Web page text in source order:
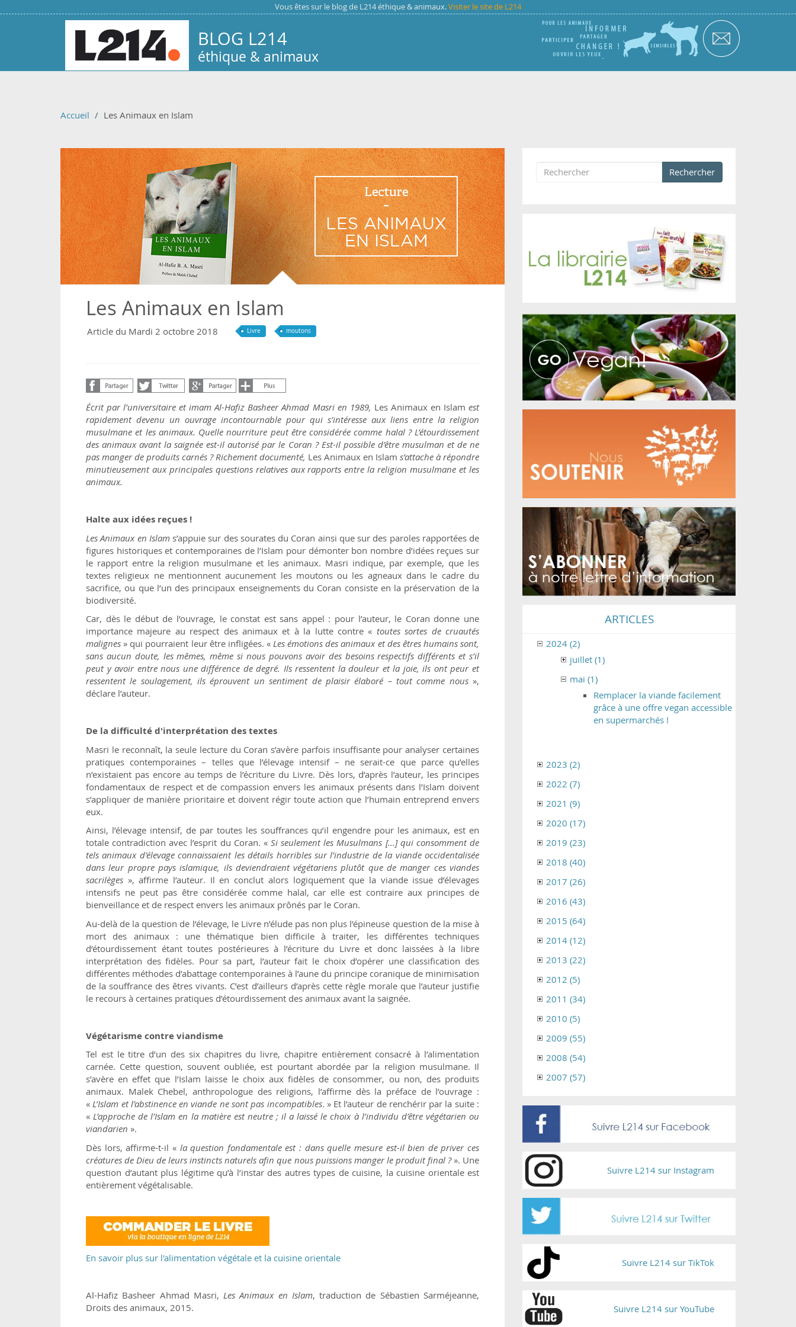
Vous êtes sur le blog de L214 éthique & animaux.Visiter le site de L214
BLOG L214
éthique & animaux
Accueil Les Animaux en Islam
Les Animaux en Islam
Article du Mardi 2 octobre 2018 Livre moutons
Écrit par l’universitaire et imam Al-Hafiz Basheer Ahmad Masri en 1989, Les Animaux en Islam est
rapidement devenu un ouvrage incontournable pour qui s’intéresse aux liens entre la religion
musulmane et les animaux. Quelle nourriture peut être considérée comme halal ? L’étourdissement
des animaux avant la saignée est-il autorisé par le Coran ? Est-il possible d’être musulman et de ne
pas manger de produits carnés ? Richement documenté, Les Animaux en Islam s’attache à répondre
minutieusement aux principales questions relatives aux rapports entre la religion musulmane et les
animaux.
Halte aux idées reçues !
Les Animaux en Islam s’appuie sur des sourates du Coran ainsi que sur des paroles rapportées de
figures historiques et contemporaines de l’Islam pour démonter bon nombre d’idées reçues sur
le rapport entre la religion musulmane et les animaux. Masri indique, par exemple, que les
textes religieux ne mentionnent aucunement les moutons ou les agneaux dans le cadre du
sacrifice, ou que l’un des principaux enseignements du Coran consiste en la préservation de la
biodiversité.
Car, dès le début de l’ouvrage, le constat est sans appel : pour l’auteur, le Coran donne une
importance majeure au respect des animaux et à la lutte contre « toutes sortes de cruautés
malignes » qui pourraient leur être infligées. « Les émotions des animaux et des êtres humains sont,
sans aucun doute, les mêmes, même si nous pouvons avoir des besoins respectifs différents et s’il
peut y avoir entre nous une différence de degré. Ils ressentent la douleur et la joie, ils ont peur et
ressentent le soulagement, ils éprouvent un sentiment de plaisir élaboré – tout comme nous»,
déclare l’auteur.
De la difficulté d'interprétation des textes
Masri le reconnaît, la seule lecture du Coran s’avère parfois insuffisante pour analyser certaines
pratiques contemporaines – telles que l’élevage intensif – ne serait-ce que parce qu’elles
n’existaient pas encore au temps de l’écriture du Livre. Dès lors, d’après l’auteur, les principes
fondamentaux de respect et de compassion envers les animaux présents dans l’Islam doivent
s’appliquer de manière prioritaire et doivent régir toute action que l’humain entreprend envers
eux.
Ainsi, l’élevage intensif, de par toutes les souffrances qu’il engendre pour les animaux, est en
totale contradiction avec l’esprit du Coran. « Si seulement les Musulmans [...] qui consomment de
tels animaux d’élevage connaissaient les détails horribles sur l’industrie de la viande occidentalisée
dans leur propre pays islamique, ils deviendraient végétariens plutôt que de manger ces viandes
sacrilèges », affirme l’auteur. Il en conclut alors logiquement que la viande issue d’élevages
intensifs ne peut pas être considérée comme halal, car elle est contraire aux principes de
bienveillance et de respect envers les animaux prônés par le Coran.
Au-delà de la question de l’élevage, le Livre n’élude pas non plus l’épineuse question de la mise à
mort des animaux : une thématique bien difficile à traiter, les différentes techniques
d’étourdissement étant toutes postérieures à l’écriture du Livre et donc laissées à la libre
interprétation des fidèles. Pour sa part, l’auteur fait le choix d’opérer une classification des
différentes méthodes d’abattage contemporaines à l’aune du principe coranique de minimisation
de la souffrance des êtres vivants. C’est d’ailleurs d’après cette règle morale que l’auteur justifie
le recours à certaines pratiques d’étourdissement des animaux avant la saignée.
Végétarisme contre viandisme
Tel est le titre d’un des six chapitres du livre, chapitre entièrement consacré à l’alimentation
carnée. Cette question, souvent oubliée, est pourtant abordée par la religion musulmane. Il
s’avère en effet que l’Islam laisse le choix aux fidèles de consommer, ou non, des produits
animaux. Malek Chebel, anthropologue des religions, l’affirme dès la préface de l’ouvrage :
«L’Islam et l’abstinence en viande ne sont pas incompatibles. » Et l’auteur de renchérir par la suite :
«L’approche de l’Islam en la matière est neutre ; il a laissé le choix à l’individu d’être végétarien ou
viandarien ».
Dès lors, affirme-t-il «la question fondamentale est : dans quelle mesure est-il bien de priver ces
créatures de Dieu de leurs instincts naturels afin que nous puissions manger le produit final ?». Une
question d’autant plus légitime qu’à l’instar des autres types de cuisine, la cuisine orientale est
entièrement végétalisable.
En savoir plus sur l'alimentation végétale et la cuisine orientale
Al-Hafiz Basheer Ahmad Masri,Les Animaux en Islam, traduction de Sébastien Sarméjeanne,
Droits des animaux, 2015.
Formulaire de recherche
Rechercher
ARTICLES
2024 (2)
juillet (1)
mai (1)
Remplacer la viande facilement
grâce à une offre vegan accessible
en supermarchés !
2023 (2)
2022 (7)
2021 (9)
2020 (17)
2019 (23)
2018 (40)
2017 (26)
2016 (43)
2015 (64)
2014 (12)
2013 (22)
2012 (5)
2011 (34)
2010 (5)
2009 (55)
2008 (54)
2007 (57)
Suivre L214 sur Instagram
Suivre L214 sur TikTok
Suivre L214 sur YouTube